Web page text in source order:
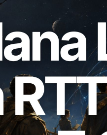
Slot API de
ping desde 7
se lanza la
API